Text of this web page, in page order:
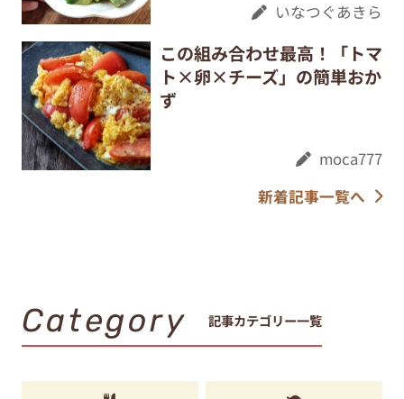
いなつぐあきら
この組み合わせ最高！「トマ
ト×卵×チーズ」の簡単おか
ず
moca777
新着記事一覧へ
Category 記事カテゴリー一覧